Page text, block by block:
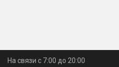
На связи с 7:00 до 20:00